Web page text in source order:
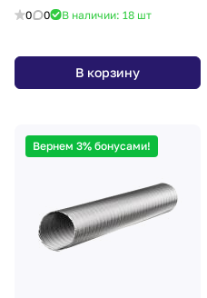
0 0 В наличии: 18 шт
В корзину
Вернем 3% бонусами!